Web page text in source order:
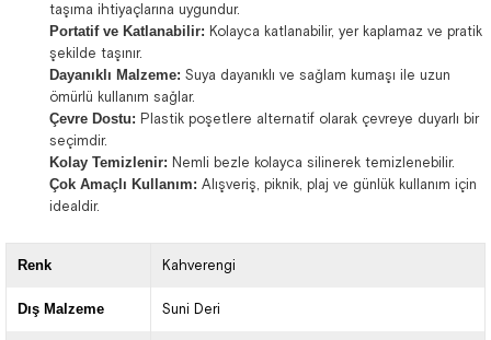
taşıma ihtiyaçlarına uygundur.
Portatif ve Katlanabilir: Kolayca katlanabilir, yer kaplamaz ve pratik
şekilde taşınır.
Dayanıklı Malzeme: Suya dayanıklı ve sağlam kumaşı ile uzun
ömürlü kullanım sağlar.
Çevre Dostu: Plastik poşetlere alternatif olarak çevreye duyarlı bir
seçimdir.
Kolay Temizlenir: Nemli bezle kolayca silinerek temizlenebilir.
Çok Amaçlı Kullanım: Alışveriş, piknik, plaj ve günlük kullanım için
idealdir.
Renk Kahverengi
Dış Malzeme Suni Deri